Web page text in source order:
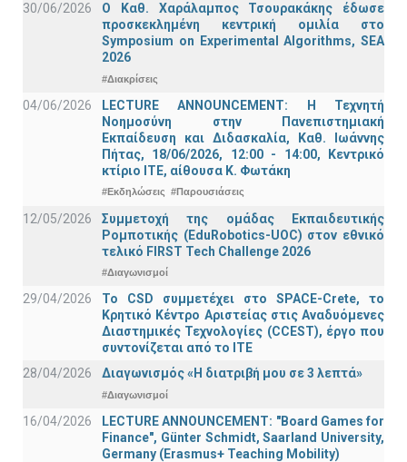
30/06/2026
Ο Καθ. Χαράλαμπος Τσουρακάκης έδωσε
προσκεκλημένη κεντρική ομιλία στο
Symposium on Experimental Algorithms, SEA
2026
#Διακρίσεις
04/06/2026
LECTURE ANNOUNCEMENT: Η Τεχνητή
Νοημοσύνη στην Πανεπιστημιακή
Εκπαίδευση και Διδασκαλία, Καθ. Ιωάννης
Πήτας, 18/06/2026, 12:00 - 14:00, Κεντρικό
κτίριο ΙΤΕ, αίθουσα Κ. Φωτάκη
#Εκδηλώσεις #Παρουσιάσεις
12/05/2026
Συμμετοχή της ομάδας Εκπαιδευτικής
Ρομποτικής (EduRobotics-UOC) στον εθνικό
τελικό FIRST Tech Challenge 2026
#Διαγωνισμοί
29/04/2026
Το CSD συμμετέχει στο SPACE-Crete, το
Κρητικό Κέντρο Αριστείας στις Αναδυόμενες
Διαστημικές Τεχνολογίες (CCEST), έργο που
συντονίζεται από το ΙΤΕ
28/04/2026
Διαγωνισμός «Η διατριβή μου σε 3 λεπτά»
#Διαγωνισμοί
16/04/2026
LECTURE ANNOUNCEMENT: "Board Games for
Finance", Günter Schmidt, Saarland University,
Germany (Erasmus+ Teaching Mobility)